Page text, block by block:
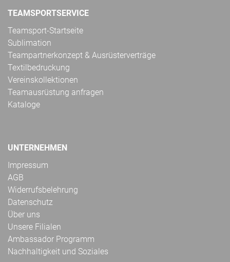
TEAMSPORTSERVICE
Teamsport-Startseite
Sublimation
Teampartnerkonzept & Ausrüsterverträge
Textilbedruckung
Vereinskollektionen
Teamausrüstung anfragen
Kataloge
UNTERNEHMEN
Impressum
AGB
Widerrufsbelehrung
Datenschutz
Über uns
Unsere Filialen
Ambassador Programm
Nachhaltigkeit und Soziales